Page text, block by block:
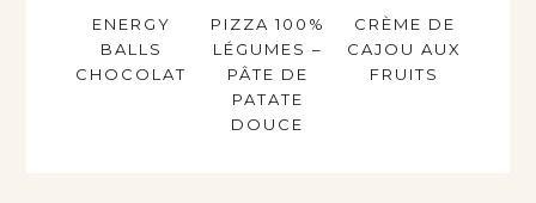
ENERGY
BALLS
CHOCOLAT
PIZZA 100%
LÉGUMES –
PÂTE DE
PATATE
DOUCE
CRÈME DE
CAJOU AUX
FRUITS